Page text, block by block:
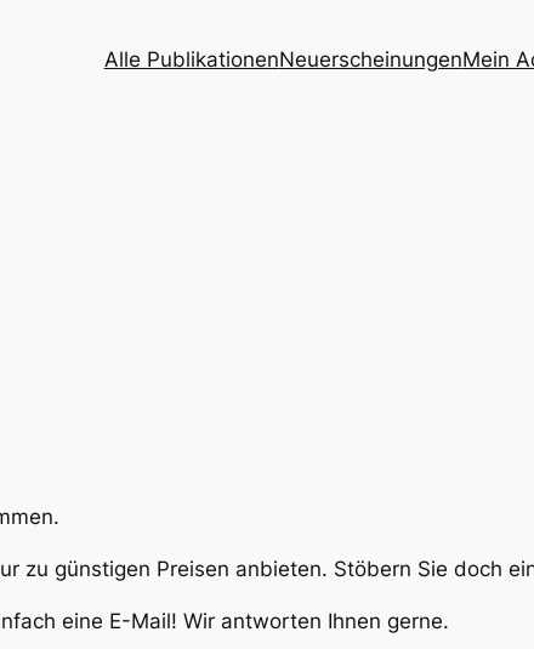
Alle PublikationenNeuerscheinungenMein
zu günstigen Preisen anbieten. Stöbern Sie doch
eine E-Mail! Wir antworten Ihnen gerne.